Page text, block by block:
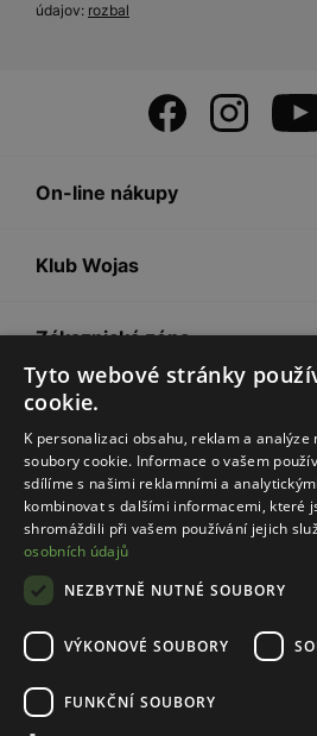
údajov: rozbal
On-line nákupy
Klub Wojas
Zákaznická zóna
Společnost Wojas
Rady
Pravidla e-shopu
Zásady ochrany
Tyto webové stránky
cookie.
K personalizaci obsahu, reklam a
soubory cookie. Informace o vašem
sdílíme s našimi reklamními a
kombinovat s dalšími informacemi, které
shromáždili při vašem používání jejich
osobních údajů
NEZBYTNĚ NUTNÉ SOUBORY
VÝKONOVÉ SOUBORY
FUNKČNÍ SOUBORY